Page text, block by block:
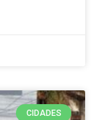
CIDADES